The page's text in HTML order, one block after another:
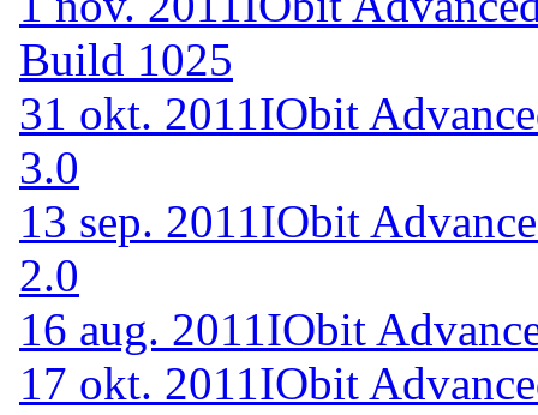
Build 1025
31 okt. 2011 IObit
3.0
13 sep. 2011 IObit
2.0
16 aug. 2011 IObit
17 okt. 2011 IObit